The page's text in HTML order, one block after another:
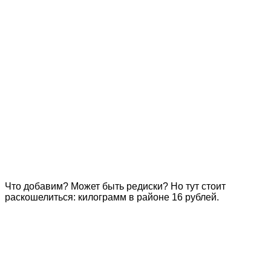
Что добавим? Может быть редиски? Но тут стоит
раскошелиться: килограмм в районе 16 рублей.